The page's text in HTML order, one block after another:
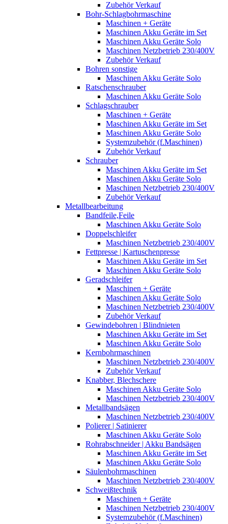
Zubehör Verkauf
Bohr-Schlagbohrmaschine
Maschinen + Geräte
Maschinen Akku Geräte im Set
Maschinen Akku Geräte Solo
Maschinen Netzbetrieb 230/400V
Zubehör Verkauf
Bohren sonstige
Maschinen Akku Geräte Solo
Ratschenschrauber
Maschinen Akku Geräte Solo
Schlagschrauber
Maschinen + Geräte
Maschinen Akku Geräte im Set
Maschinen Akku Geräte Solo
Systemzubehör (f.Maschinen)
Zubehör Verkauf
Schrauber
Maschinen Akku Geräte im Set
Maschinen Akku Geräte Solo
Maschinen Netzbetrieb 230/400V
Zubehör Verkauf
Metallbearbeitung
Bandfeile,Feile
Maschinen Akku Geräte Solo
Doppelschleifer
Maschinen Netzbetrieb 230/400V
Fettpresse | Kartuschenpresse
Maschinen Akku Geräte im Set
Maschinen Akku Geräte Solo
Geradschleifer
Maschinen + Geräte
Maschinen Akku Geräte Solo
Maschinen Netzbetrieb 230/400V
Zubehör Verkauf
Gewindebohren | Blindnieten
Maschinen Akku Geräte im Set
Maschinen Akku Geräte Solo
Kernbohrmaschinen
Maschinen Netzbetrieb 230/400V
Zubehör Verkauf
Knabber, Blechschere
Maschinen Akku Geräte Solo
Maschinen Netzbetrieb 230/400V
Metallbandsägen
Maschinen Netzbetrieb 230/400V
Polierer | Satinierer
Maschinen Akku Geräte Solo
Rohrabschneider | Akku Bandsägen
Maschinen Akku Geräte im Set
Maschinen Akku Geräte Solo
Säulenbohrmaschinen
Maschinen Netzbetrieb 230/400V
Schweißtechnik
Maschinen + Geräte
Maschinen Netzbetrieb 230/400V
Systemzubehör (f.Maschinen)